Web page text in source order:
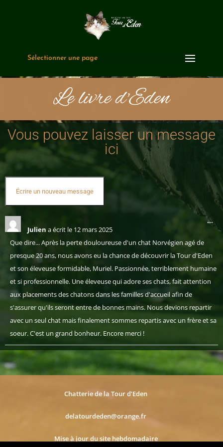
Sélectionner une page
Le livre d'Eden
Vous pouvez laisser un message
ici
Julien a écrit le 12 mars 2025
Que dire... Après la perte douloureuse d'un chat Norvégien agé de
presque 20 ans, nous avons eu la chance de découvrir la Tour d'Eden
et son éleveuse formidable, Muriel. Passionnée, terriblement humaine
et si professionnelle. Une éleveuse qui adore ses chats, fait attention
aux placements des chatons dans les familles d'accueil afin de
s'assurer qu'ils seront entre de bonnes mains. Nous devions repartir
avec un seul chat mais finalement sommes repartis avec un frère et sa
soeur. C'est un grand bonheur. Encore merci !
...
Chatterie de la Tour d’Eden
delatourdeden@orange.fr
Mise à jour du site hebdomadaire